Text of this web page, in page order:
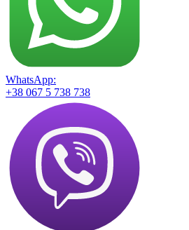
WhatsApp:
+38 067 5 738 738